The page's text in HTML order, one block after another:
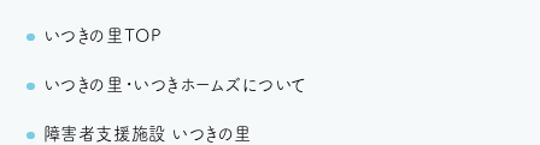
いつきの里TOP
いつきの里・いつきホームズについて
障害者支援施設 いつきの里